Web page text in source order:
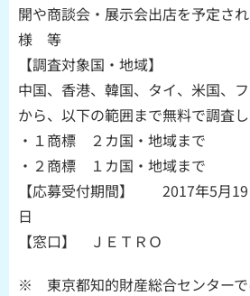
開や商談会・展示会出店を予定さ
様 等
【調査対象国・地域】
中国、香港、韓国、タイ、米国、
から、以下の範囲まで無料で調査し
・１商標 ２カ国・地域まで
・２商標 １カ国・地域まで
【応募受付期間】 2017年5月
日
【窓口】 ＪＥＴＲＯ
※ 東京都知的財産総合センターで